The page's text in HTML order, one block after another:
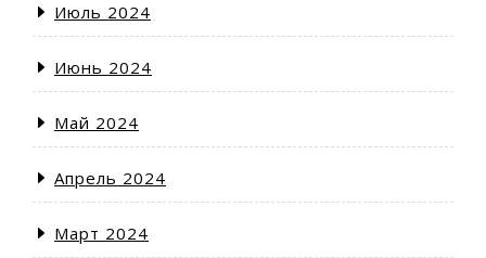
Июль 2024
Июнь 2024
Май 2024
Апрель 2024
Март 2024